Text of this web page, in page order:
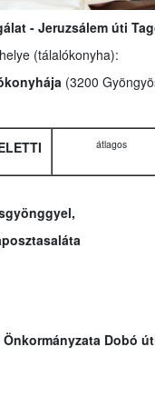
- Jeruzsálem úti
(tálalókonyha):
(3200
átlagos
Dobó